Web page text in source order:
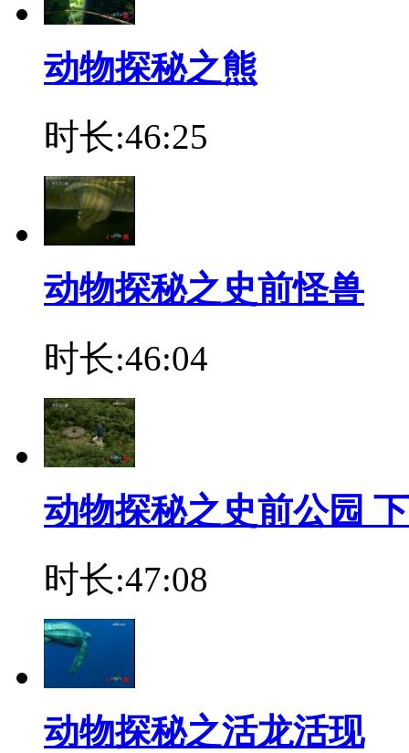
动物探秘之熊
时长:46:25
动物探秘之史前怪兽
时长:46:04
动物探秘之史前公园 下
时长:47:08
动物探秘之活龙活现